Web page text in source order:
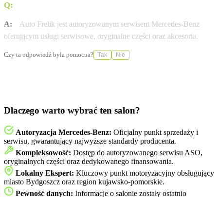
Q:
A:
Auto Frelik jest autoryzowanym serwisem Mercedes-Benz
oferującym usługi serwisowe, oryginalne części oraz akcesoria.
Czy ta odpowiedź była pomocna? Tak Nie
Dlaczego warto wybrać ten salon?
Autoryzacja Mercedes-Benz: Oficjalny punkt sprzedaży i
serwisu, gwarantujący najwyższe standardy producenta.
Kompleksowość: Dostęp do autoryzowanego serwisu ASO,
oryginalnych części oraz dedykowanego finansowania.
Lokalny Ekspert: Kluczowy punkt motoryzacyjny obsługujący
miasto Bydgoszcz oraz region kujawsko-pomorskie.
Pewność danych: Informacje o salonie zostały ostatnio